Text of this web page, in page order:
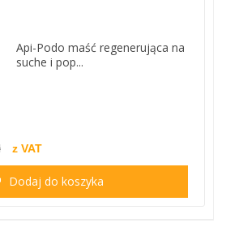
Api-Podo maść regenerująca na
suche i pop...
z VAT
Dodaj do koszyka